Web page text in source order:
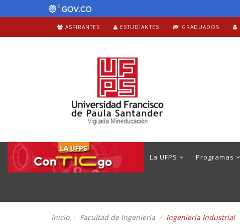
ASPIRANTES ESTUDIANTES GRADUADOS
La UFPS Programas
Inicio Facultad de Ingeniería Ingeniería Industrial